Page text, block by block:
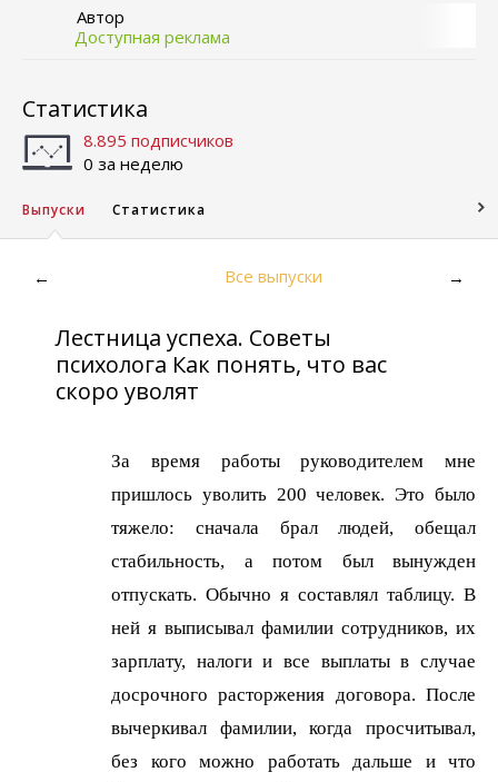
Автор
Доступная реклама
Статистика
8.895 подписчиков
0 за неделю
Выпуски Статистика
← Все выпуски →
Лестница успеха. Советы
психолога Как понять, что вас
скоро уволят
За время работы руководителем мне
пришлось уволить 200 человек. Это было
тяжело: сначала брал людей, обещал
стабильность, а потом был вынужден
отпускать. Обычно я составлял таблицу. В
ней я выписывал фамилии сотрудников, их
зарплату, налоги и все выплаты в случае
досрочного расторжения договора. После
вычеркивал фамилии, когда просчитывал,
без кого можно работать дальше и что